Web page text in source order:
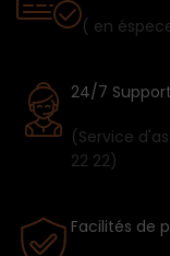
( en
24/7 Support
(Service
22 22)
Facilités de